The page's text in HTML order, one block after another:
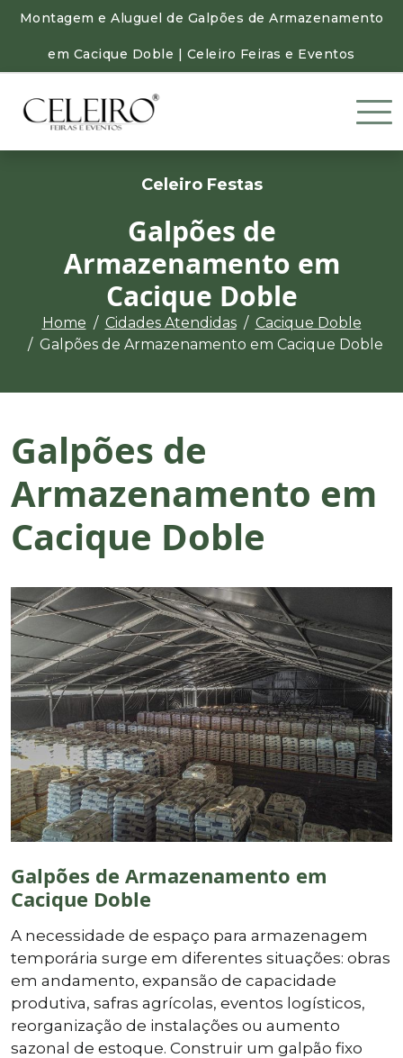
Montagem e Aluguel de Galpões de Armazenamento
em Cacique Doble | Celeiro Feiras e Eventos
Celeiro Festas
Galpões de
Armazenamento em
Cacique Doble
Home Cidades Atendidas
Cacique Doble
Galpões de Armazenamento em Cacique Doble
Galpões de
Armazenamento em
Cacique Doble
Galpões de Armazenamento em
Cacique Doble
A necessidade de espaço para armazenagem
temporária surge em diferentes situações: obras
em andamento, expansão de capacidade
produtiva, safras agrícolas, eventos logísticos,
reorganização de instalações ou aumento
sazonal de estoque. Construir um galpão fixo